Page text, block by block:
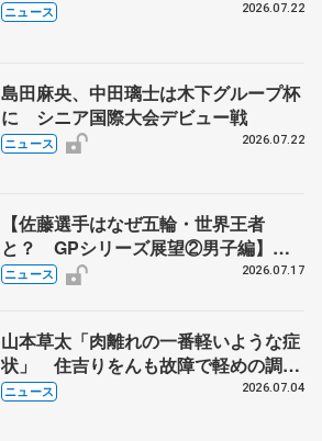
承認
ニュース 2026.07.22
島田麻央、中田璃士は木下グループ杯
に シニア国際大会デビュー戦
ニュース 2026.07.22
【佐藤選手はなぜ五輪・世界王者
と？ GPシリーズ展望②男子編】
ポッドキャスト#73を配信
ニュース 2026.07.17
山本草太「肉離れの一番軽いような症
状」 住吉りをんも故障で軽めの調
整 全日本シニア強化合宿
ニュース 2026.07.04